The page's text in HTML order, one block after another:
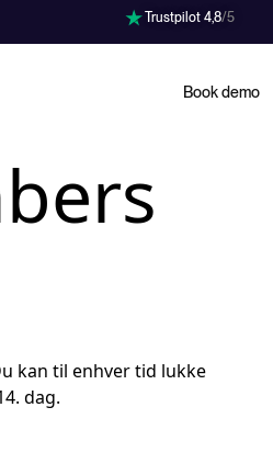
Trustpilot 4,8/5
Book demo
kan til enhver tid lukke
dag.